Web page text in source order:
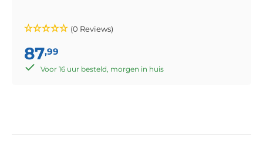
(0 Reviews)
87,99
Voor 16 uur besteld, morgen in huis